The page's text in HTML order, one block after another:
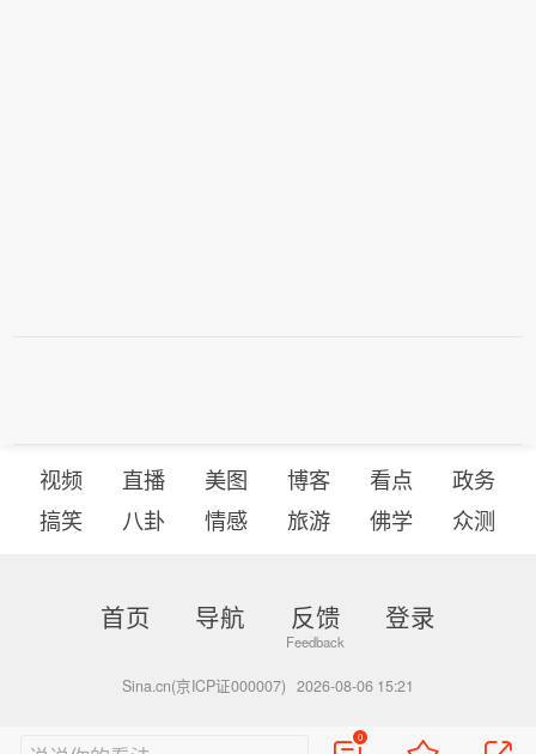
视频 直播 美图 博客 看点
政务
搞笑
八卦 情感 旅游 佛学 众测
首页 导航 反馈 登录
Sina.cn(京ICP证000007) 2026-08-06 15:21
0